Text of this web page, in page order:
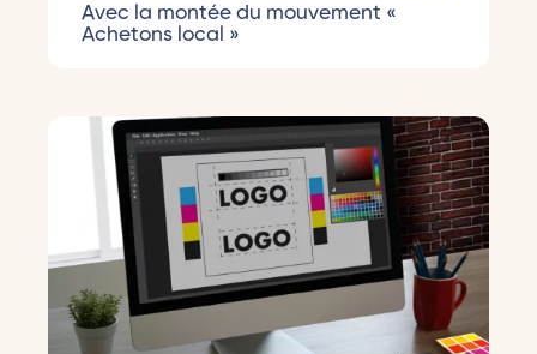
Avec la montée du mouvement «
Achetons local »